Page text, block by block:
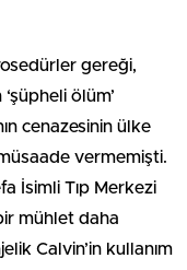
gereği,
ölüm’
cenazesinin ülke
müsaade vermemişti.
İsimli Tıp Merkezi
mühlet daha
Calvin’in kullanım